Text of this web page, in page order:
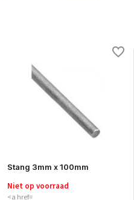
Stang 3mm x 100mm
Niet op voorraad
<a href=